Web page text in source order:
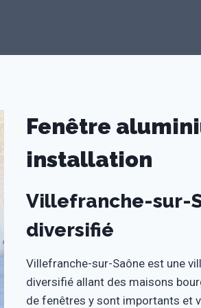
Fenêtre
installation
Villefranche-sur-
diversifié
Villefranche-sur-Saône est une
diversifié allant des maisons
de fenêtres y sont importants et